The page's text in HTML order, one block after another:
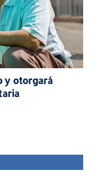
y otorgará